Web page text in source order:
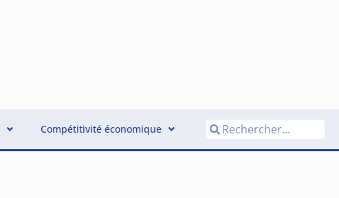
Compétitivité économique